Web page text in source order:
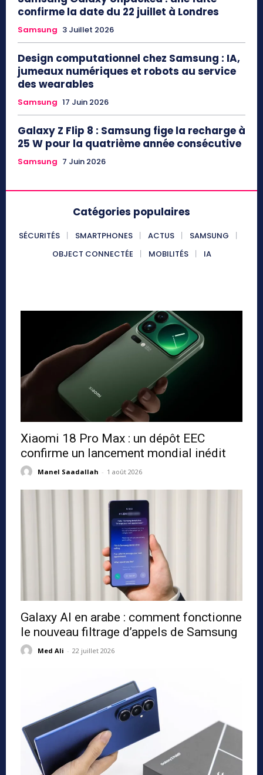
confirme la date du 22 juillet à Londres
Samsung 3 Juillet 2026
Design computationnel chez Samsung : IA,
jumeaux numériques et robots au service
des wearables
Samsung 17 Juin 2026
Galaxy Z Flip 8 : Samsung fige la recharge à
25 W pour la quatrième année consécutive
Samsung 7 Juin 2026
Catégories populaires
SÉCURITÉS SMARTPHONES ACTUS
SAMSUNG
OBJECT CONNECTÉE
MOBILITÉS IA
Xiaomi 18 Pro Max : un dépôt EEC
confirme un lancement mondial inédit
Manel Saadallah - 1 août 2026
Galaxy AI en arabe : comment fonctionne
le nouveau filtrage d’appels de Samsung
Med Ali - 22 juillet 2026